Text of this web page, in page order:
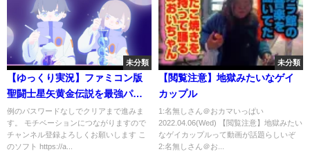
未分類
【ゆっくり実況】ファミコン版
聖闘士星矢黄金伝説を最強パス
なしで完全攻略
例のパスワードなしでクリアまで進みま
す。 モチベーションにつながりますので
チャンネル登録よろしくお願いします こ
のソフト https://a...
未分類
【閲覧注意】地獄みたいなゲイ
カップル
1:名無しさん＠おカマいっぱい
2022.04.06(Wed) 【閲覧注意】地獄みたい
なゲイカップルって動画が話題らしいぞ
2:名無しさん＠お...